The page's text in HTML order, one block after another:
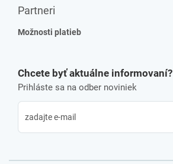
Partneri
Možnosti platieb
Chcete byť aktuálne informovaní?
Prihláste sa na odber noviniek